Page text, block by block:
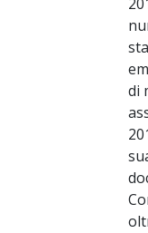
di